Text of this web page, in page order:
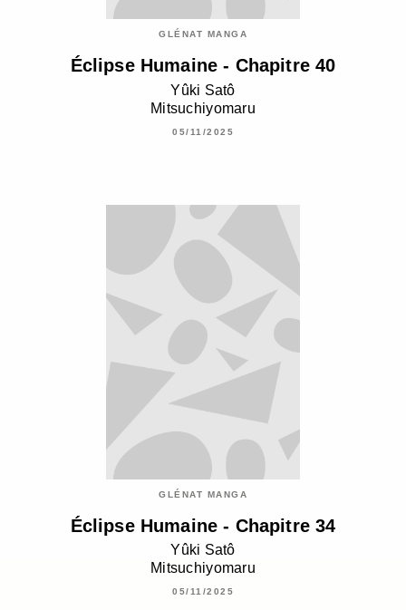
GLÉNAT MANGA
Éclipse Humaine - Chapitre 40
Yûki Satô
Mitsuchiyomaru
05/11/2025
GLÉNAT MANGA
Éclipse Humaine - Chapitre 34
Yûki Satô
Mitsuchiyomaru
05/11/2025